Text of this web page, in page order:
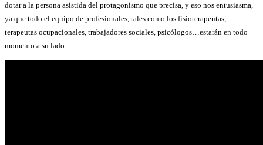
dotar a la persona asistida del protagonismo que precisa, y eso nos entusiasma,
ya que todo el equipo de profesionales, tales como los fisioterapeutas,
terapeutas ocupacionales, trabajadores sociales, psicólogos…estarán en todo
momento a su lado.